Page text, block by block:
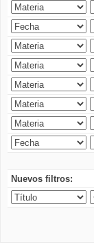
Nuevos filtros: